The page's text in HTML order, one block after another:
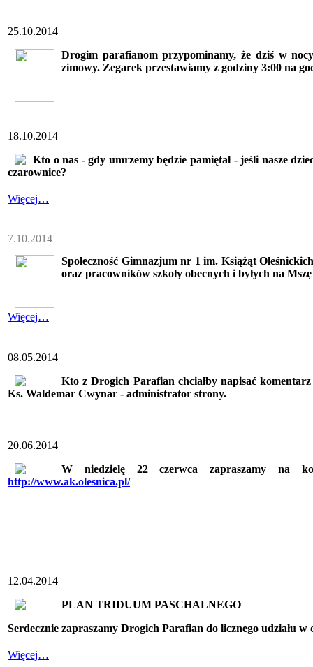
25.10.2014
Drogim parafianom przypominamy, że dziś w
zimowy. Zegarek przestawiamy z godziny 3:00 na
18.10.2014
Kto o nas - gdy umrzemy będzie pamiętał - jeśli nasze
czarownice?
Więcej…
7.10.2014
Społeczność Gimnazjum nr 1 im. Książąt
oraz pracowników szkoły obecnych i byłych na
Więcej…
08.05.2014
Kto z Drogich Parafian chciałby napisać
Ks. Waldemar Cwynar - administrator strony.
20.06.2014
W niedzielę 22 czerwca zapraszamy na
http://www.ak.olesnica.pl/
12.04.2014
PLAN TRIDUUM PASCHALNEGO
Serdecznie zapraszamy Drogich Parafian do licznego udziału
Więcej…